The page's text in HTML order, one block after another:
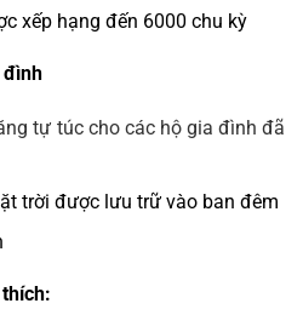
xếp hạng đến 6000 chu kỳ
đình
tự túc cho các hộ gia đình đã
trời được lưu trữ vào ban đêm